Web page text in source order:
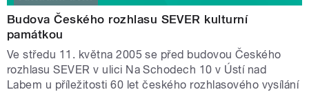
Budova Českého rozhlasu SEVER kulturní
památkou
Ve středu 11. května 2005 se před budovou Českého
rozhlasu SEVER v ulici Na Schodech 10 v Ústí nad
Labem u příležitosti 60 let českého rozhlasového vysílání